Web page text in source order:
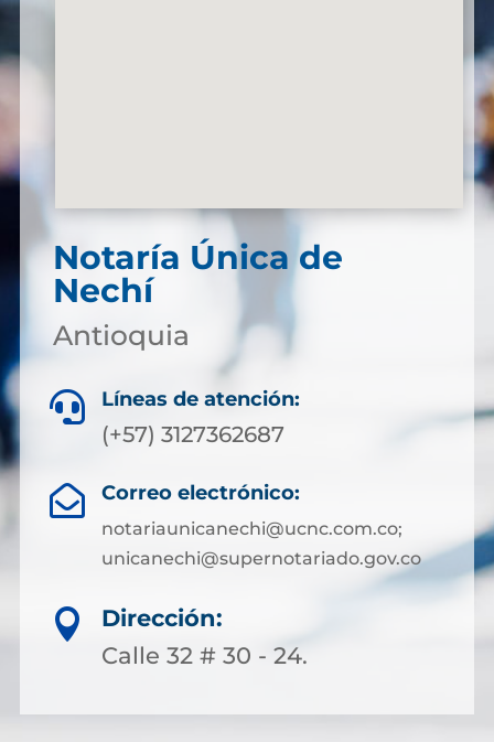
Notaría Única de
Nechí
Antioquia
 Líneas de atención:
(+57) 3127362687
 Correo electrónico:
notariaunicanechi@ucnc.com.co;
unicanechi@supernotariado.gov.co

Dirección:
Calle 32 # 30 - 24.